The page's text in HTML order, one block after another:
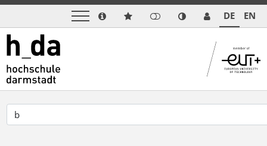
DE EN